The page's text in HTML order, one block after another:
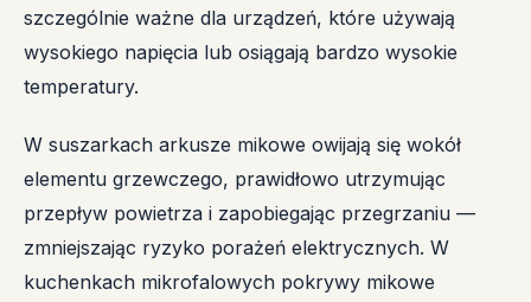
szczególnie ważne dla urządzeń, które używają
wysokiego napięcia lub osiągają bardzo wysokie
temperatury.
W suszarkach arkusze mikowe owijają się wokół
elementu grzewczego, prawidłowo utrzymując
przepływ powietrza i zapobiegając przegrzaniu —
zmniejszając ryzyko porażeń elektrycznych. W
kuchenkach mikrofalowych pokrywy mikowe